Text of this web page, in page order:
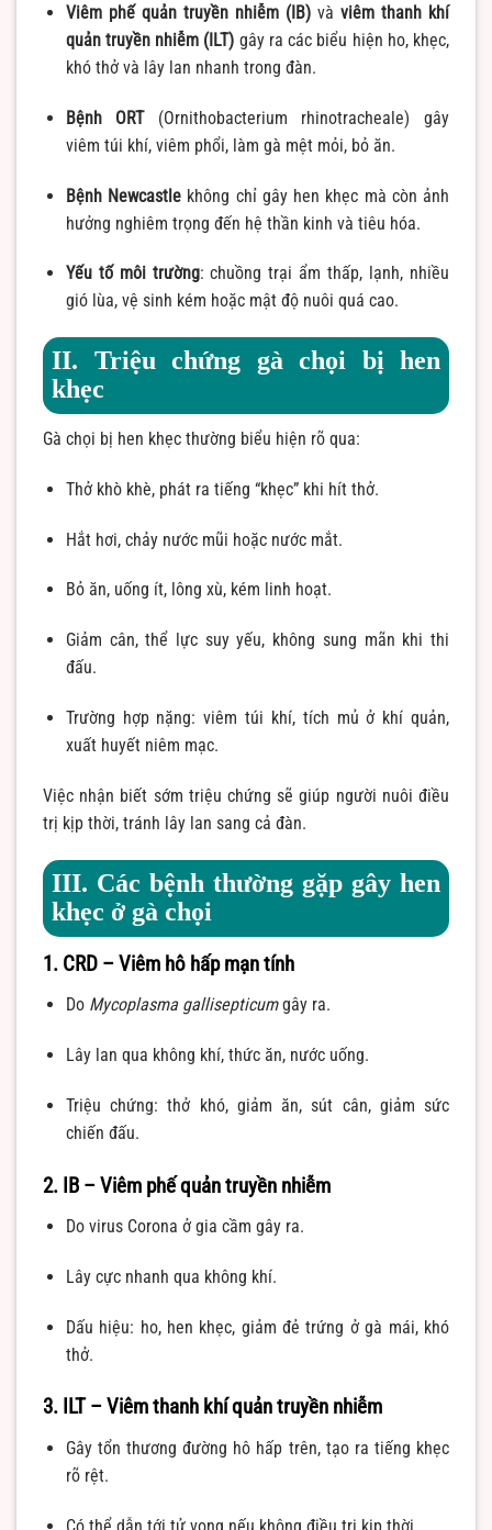
Viêm phế quản truyền nhiễm (IB)và viêm thanh khí
quản truyền nhiễm (ILT) gây ra các biểu hiện ho, khẹc,
khó thở và lây lan nhanh trong đàn.
Bệnh ORT(Ornithobacterium rhinotracheale) gây
viêm túi khí, viêm phổi, làm gà mệt mỏi, bỏ ăn.
Bệnh Newcastle không chỉ gây hen khẹc mà còn ảnh
hưởng nghiêm trọng đến hệ thần kinh và tiêu hóa.
Yếu tố môi trường: chuồng trại ẩm thấp, lạnh, nhiều
gió lùa, vệ sinh kém hoặc mật độ nuôi quá cao.
II. Triệu chứng gà chọi bị hen
khẹc
Gà chọi bị hen khẹc thường biểu hiện rõ qua:
Thở khò khè, phát ra tiếng “khẹc” khi hít thở.
Hắt hơi, chảy nước mũi hoặc nước mắt.
Bỏ ăn, uống ít, lông xù, kém linh hoạt.
Giảm cân, thể lực suy yếu, không sung mãn khi thi
đấu.
Trường hợp nặng: viêm túi khí, tích mủ ở khí quản,
xuất huyết niêm mạc.
Việc nhận biết sớm triệu chứng sẽ giúp người nuôi điều
trị kịp thời, tránh lây lan sang cả đàn.
III. Các bệnh thường gặp gây hen
khẹc ở gà chọi
1. CRD – Viêm hô hấp mạn tính
Do Mycoplasma gallisepticumgây ra.
Lây lan qua không khí, thức ăn, nước uống.
Triệu chứng: thở khó, giảm ăn, sút cân, giảm sức
chiến đấu.
2. IB – Viêm phế quản truyền nhiễm
Do virus Corona ở gia cầm gây ra.
Lây cực nhanh qua không khí.
Dấu hiệu: ho, hen khẹc, giảm đẻ trứng ở gà mái, khó
thở.
3. ILT – Viêm thanh khí quản truyền nhiễm
Gây tổn thương đường hô hấp trên, tạo ra tiếng khẹc
rõ rệt.